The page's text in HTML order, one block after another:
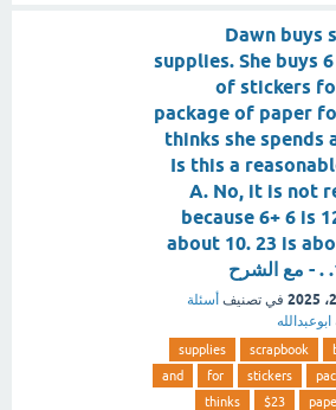
Dawn buys
supplies. She buys
of stickers
package of paper
thinks she spends
Is this a
A. No, it is not
because 6+ 6 is
about 10. 23 is
في تصنيف أسئلة
ابوعبدالله
scrapbook
supplies
stickers
for
and
$23
thinks